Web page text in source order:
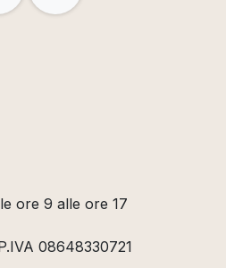
ore 9 alle ore 17
08648330721